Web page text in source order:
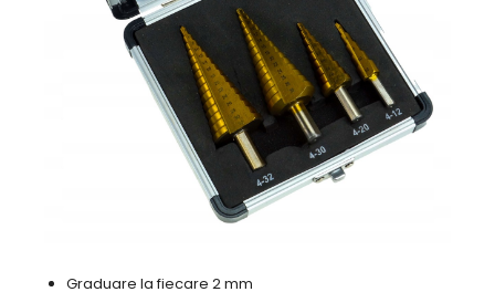
Graduare la fiecare 2 mm